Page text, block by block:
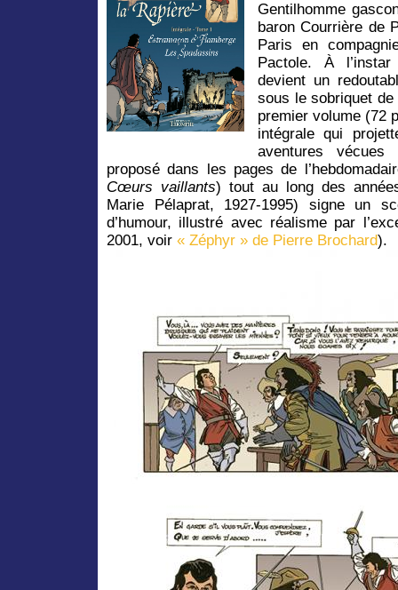
Gentilhomme
baron Courrière de
Paris en
Pactole. À
devient un
sous le sobriquet de
premier volume (72
intégrale qui
aventures
proposé dans les pages de
Cœurs vaillants) tout au long des
Marie Pélaprat, 1927-1995) signe un
d’humour, illustré avec réalisme par
2001, voir « Zéphyr » de Pierre Brochard).